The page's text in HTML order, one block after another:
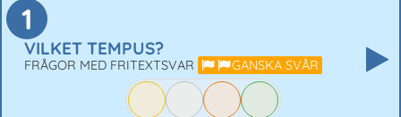
1
VILKET TEMPUS?
FRÅGOR MED FRITEXTSVAR GANSKA SVÅR